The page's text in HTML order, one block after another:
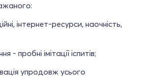
інтернет-ресурси, наочність,
- пробні імітації іспитів;
упродовж усього